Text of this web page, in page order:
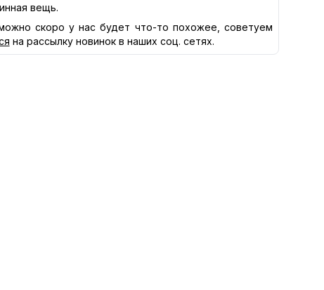
вещь.
скоро у нас будет что-то похожее, советуем
на рассылку новинок в наших соц. сетях.